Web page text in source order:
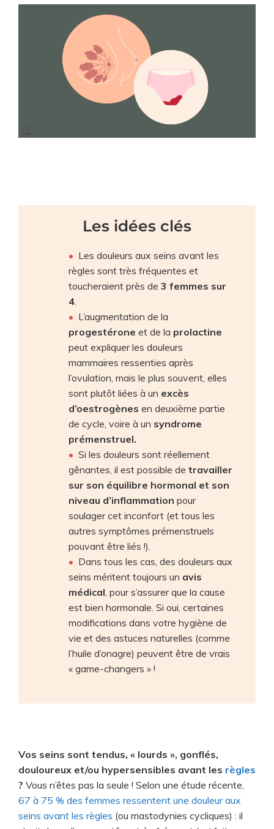
Les idées clés
Les douleurs aux seins avant les
règles sont très fréquentes et
toucheraient près de3 femmes sur
4.
L’augmentation de la
progestérone et de la prolactine
peut expliquer les douleurs
mammaires ressenties après
l’ovulation, mais le plus souvent, elles
sont plutôt liées à un excès
d’oestrogènes en deuxième partie
de cycle, voire à un syndrome
prémenstruel.
Si les douleurs sont réellement
gênantes, il est possible detravailler
sur son équilibre hormonal et son
niveau d’inflammation pour
soulager cet inconfort (et tous les
autres symptômes prémenstruels
pouvant être liés !).
Dans tous les cas, des douleurs aux
seins méritent toujours un avis
médical, pour s’assurer que la cause
est bien hormonale. Si oui, certaines
modifications dans votre hygiène de
vie et des astuces naturelles (comme
l’huile d’onagre) peuvent être de vrais
« game-changers » !
Vos seins sont tendus, « lourds », gonflés,
douloureux et/ou hypersensibles avant les règles
? Vous n’êtes pas la seule ! Selon une étude récente,
67 à 75 % des femmes ressentent une douleur aux
seins avant les règles (ou mastodynies cycliques) : il